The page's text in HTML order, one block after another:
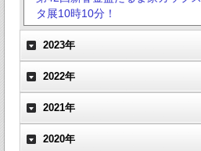
タ展10時10分！
2023年
2022年
2021年
2020年